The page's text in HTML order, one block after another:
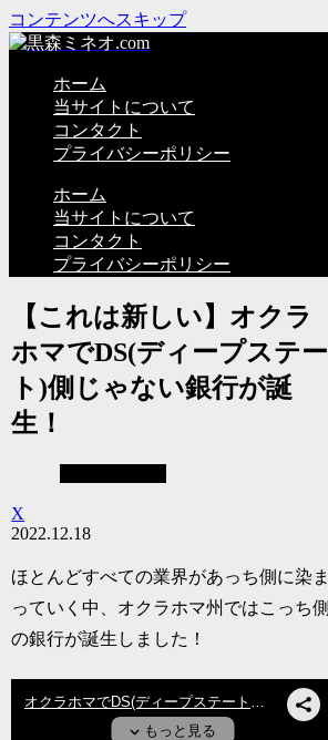
コンテンツへスキップ
ホーム
当サイトについて
コンタクト
プライバシーポリシー
ホーム
当サイトについて
コンタクト
プライバシーポリシー
【これは新しい】オクラ
ホマでDS(ディープステー
ト)側じゃない銀行が誕
生！
X
2022.12.18
ほとんどすべての業界があっち側に染ま
っていく中、オクラホマ州ではこっち側
の銀行が誕生しました！